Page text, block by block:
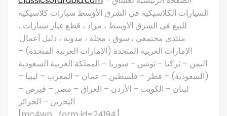
السيارات الكلاسيكية في الشرق الأوسط سيارات كلاسيكية
للبيع في الشرق الأوسط ، مزاد ، قطع غيار سيارات ،
منتدى مجتمعي ، سوق ، مجلة ، مدونة ، دليل أعمال.
الإمارات العربية المتحدة (الإمارات العربية المتحدة) –
اليمن – تركيا – تونس – سوريا – المملكة العربية السعودية
(السعودية) – قطر – فلسطين – عمان – المغرب – ليبيا –
لبنان – الكويت – الأردن – العراق – مصر – قبرص –
البحرين – الجزائر